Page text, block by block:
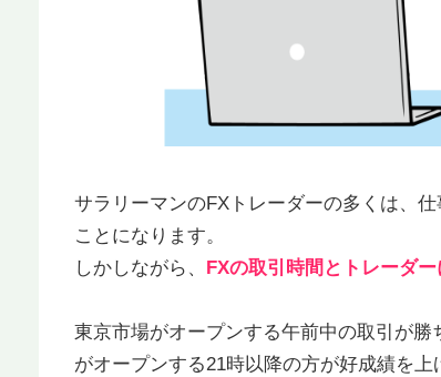
サラリーマンのFXトレーダーの多くは、
ことになります。
しかしながら、
FXの取引時間とトレーダー
東京市場がオープンする午前中の取引が
がオープンする21時以降の方が好成績を上